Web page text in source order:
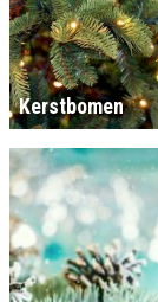
Kerstbomen